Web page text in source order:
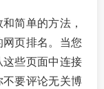
简单的方法，
页排名。当您
些页面中连接
要评论无关博